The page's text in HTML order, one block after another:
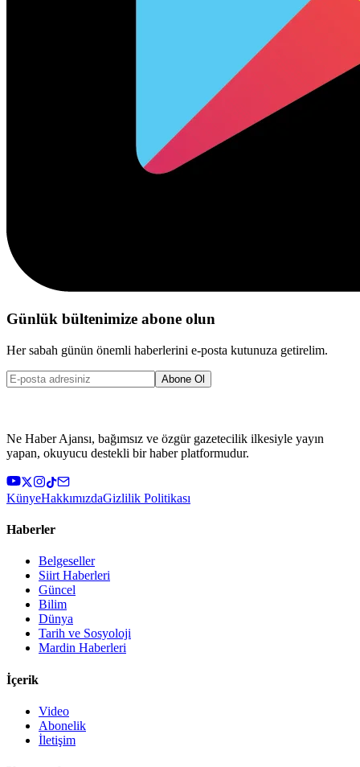
Günlük bültenimize abone olun
Her sabah günün önemli haberlerini e-posta kutunuza getirelim.
Abone Ol
Ne Haber Ajansı, bağımsız ve özgür gazetecilik ilkesiyle yayın
yapan, okuyucu destekli bir haber platformudur.
KünyeHakkımızdaGizlilik Politikası
Haberler
Belgeseller
Siirt Haberleri
Güncel
Bilim
Dünya
Tarih ve Sosyoloji
Mardin Haberleri
İçerik
Video
Abonelik
İletişim